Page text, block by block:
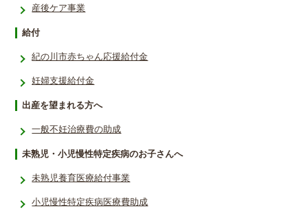
産後ケア事業
給付
紀の川市赤ちゃん応援給付金
妊婦支援給付金
出産を望まれる方へ
一般不妊治療費の助成
未熟児・小児慢性特定疾病のお子さんへ
未熟児養育医療給付事業
小児慢性特定疾病医療費助成